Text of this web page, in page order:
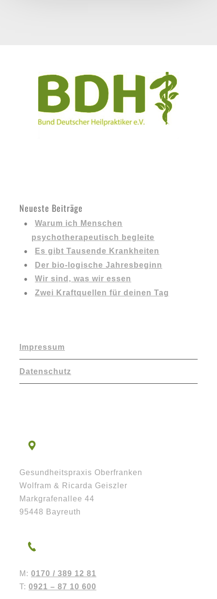
Neueste Beiträge
Warum ich Menschen
psychotherapeutisch begleite
Es gibt Tausende Krankheiten
Der bio-logische Jahresbeginn
Wir sind, was wir essen
Zwei Kraftquellen für deinen Tag
Impressum
Datenschutz
Gesundheitspraxis Oberfranken
Wolfram & Ricarda Geiszler
Markgrafenallee 44
95448 Bayreuth
M: 0170 / 389 12 81
T: 0921 – 87 10 600